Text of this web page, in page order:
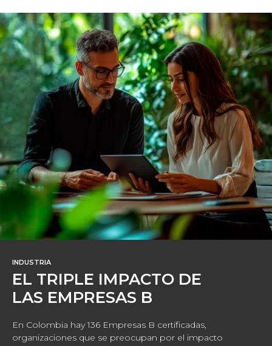
INDUSTRIA
EL TRIPLE IMPACTO DE
LAS EMPRESAS B
En Colombia hay 136 Empresas B certificadas,
organizaciones que se preocupan por el impacto